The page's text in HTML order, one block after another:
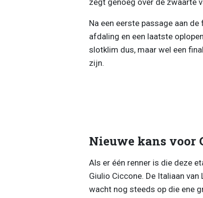
Na een eerste passage aan
afdaling en een laatste
slotklim dus, maar wel een
zijn.
Nieuwe kans voor
Als er één renner is die deze
Giulio Ciccone. De Italiaan
wacht nog steeds op die ene